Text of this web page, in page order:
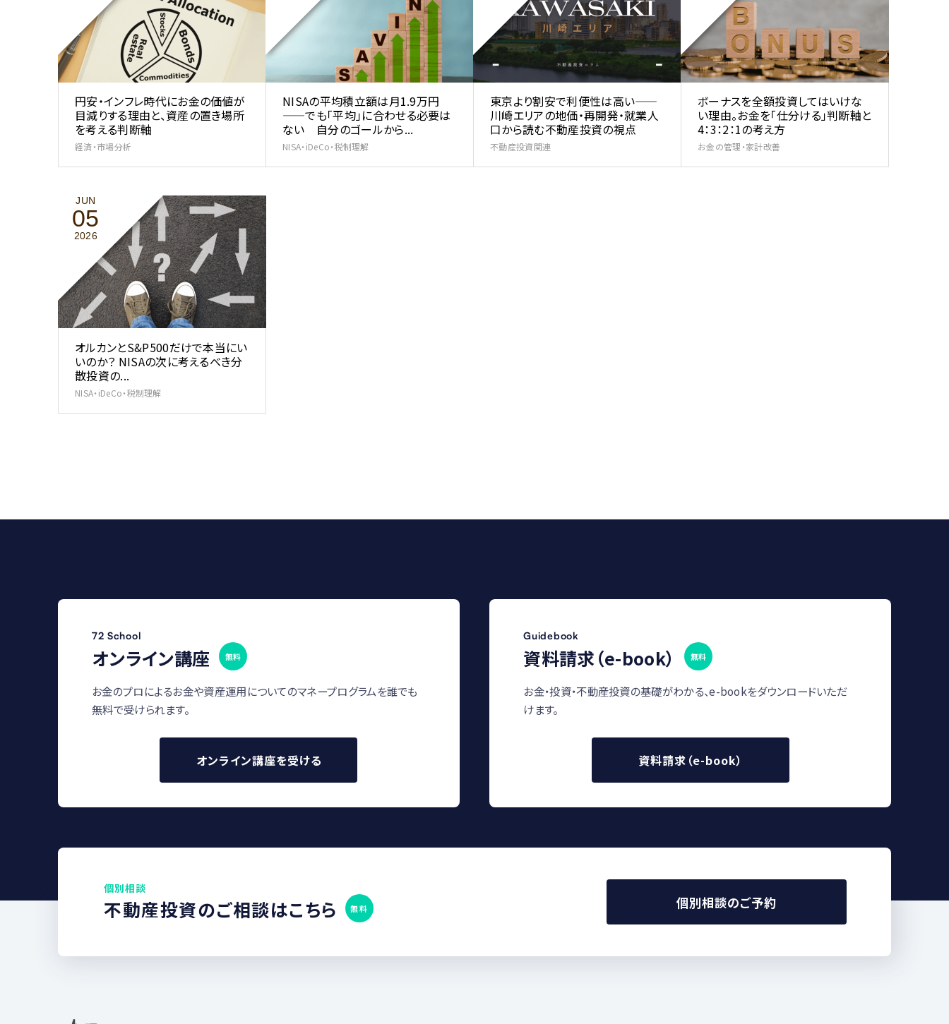
円安・インフレ時代にお金の価値が
目減りする理由と、資産の置き場所
を考える判断軸
経済・市場分析
NISAの平均積立額は月1.9万円
——でも「平均」に合わせる必要は
ない 自分のゴールから...
NISA・iDeCo・税制理解
東京より割安で利便性は高い——
川崎エリアの地価・再開発・就業人
口から読む不動産投資の視点
不動産投資関連
ボーナスを全額投資してはいけな
い理由。お金を「仕分ける」判断軸と
4：3：2：1の考え方
お金の管理・家計改善
JUN
05
2026
オルカンとS&P500だけで本当にい
いのか？ NISAの次に考えるべき分
散投資の...
NISA・iDeCo・税制理解
72 School
オンライン講座 無料
お金のプロによるお金や資産運用についてのマネープログラムを誰でも
無料で受けられます。
オンライン講座を受ける
Guidebook
資料請求（e-book） 無料
お金・投資・不動産投資の基礎がわかる、e-bookをダウンロードいただ
けます。
資料請求（e-book）
個別相談
不動産投資のご相談はこちら 無料 個別相談のご予約